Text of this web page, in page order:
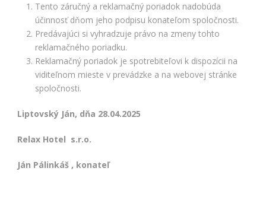
Tento záručný a reklamačný poriadok nadobúda
účinnosť dňom jeho podpisu konateľom spoločnosti.
Predávajúci si vyhradzuje právo na zmeny tohto
reklamačného poriadku.
Reklamačný poriadok je spotrebiteľovi k dispozícii na
viditeľnom mieste v prevádzke a na webovej stránke
spoločnosti.
Liptovský Ján, dňa 28.04.2025
Relax Hotel s.r.o.
Ján Pálinkáš , konateľ